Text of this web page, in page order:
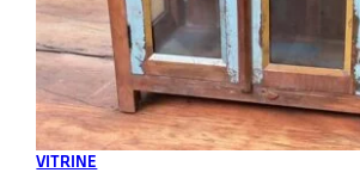
VITRINE